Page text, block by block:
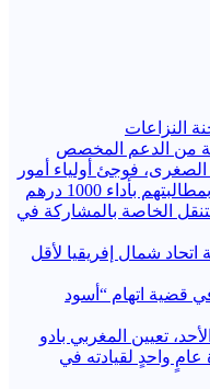
النزاعات
من الدعم المخصص
فوجئ أولياء أمور
لاعبي فئة الكادي في أحد الأندية بمطالبتهم بأداء 1000 درهم
الخاصة بالمشاركة في
شمال إفريقيا لأقل
في قضية اتهام “أسود
تعيين المغربي بادو
عامٍ واحدٍ لقيادته ​في